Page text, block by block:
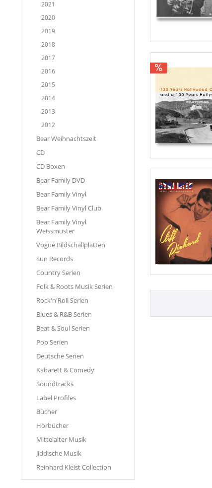
2021
2020
2019
2018
2017
2016
2015
2014
2013
2012
Bear Weihnachtszeit
CD
CD Boxen
Bear Family DVD
Bear Family Vinyl
Bear Family Vinyl Club
Bear Family Vinyl
Weissmuster
Vogue Bildschallplatten
Sun Records
Country Serien
Folk & Roots Musik Serien
Rock'n'Roll Serien
Blues & R&B Serien
Beat & Soul Serien
Pop Serien
Deutsche Serien
Kabarett & Comedy
Soundtracks
Label Profiles
Bücher
Hörbücher
Mittelalter Musik
Jiddische Musik
Reinhard Kleist Collection